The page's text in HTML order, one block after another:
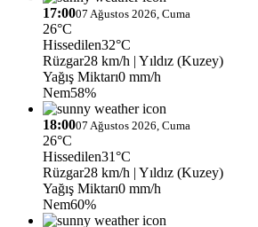
17:0007 Ağustos 2026, Cuma
26°C
Hissedilen32°C
Rüzgar28 km/h | Yıldız (Kuzey)
Yağış Miktarı0 mm/h
Nem58%
18:0007 Ağustos 2026, Cuma
26°C
Hissedilen31°C
Rüzgar28 km/h | Yıldız (Kuzey)
Yağış Miktarı0 mm/h
Nem60%